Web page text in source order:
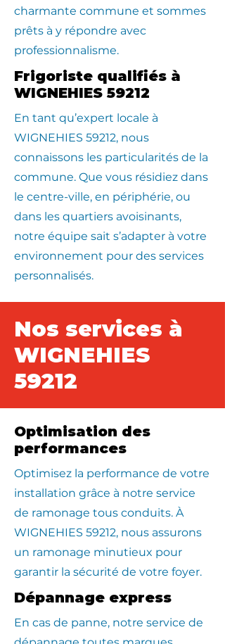
charmante commune et sommes
prêts à y répondre avec
professionnalisme.
Frigoriste qualifiés à
WIGNEHIES 59212
En tant qu’expert locale à
WIGNEHIES 59212, nous
connaissons les particularités de la
commune. Que vous résidiez dans
le centre-ville, en périphérie, ou
dans les quartiers avoisinants,
notre équipe sait s’adapter à votre
environnement pour des services
personnalisés.
Nos services à
WIGNEHIES
59212
Optimisation des
performances
Optimisez la performance de votre
installation grâce à notre service
de ramonage tous conduits. À
WIGNEHIES 59212, nous assurons
un ramonage minutieux pour
garantir la sécurité de votre foyer.
Dépannage express
En cas de panne, notre service de